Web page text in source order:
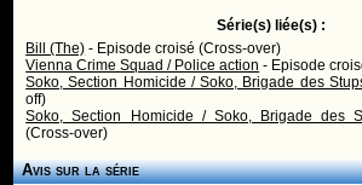
Série(s) liée(s) :
Bill (The) - Episode croisé (Cross-over)
Vienna Crime Squad / Police action - Episode
Soko, Section Homicide / Soko, Brigade des
off)
Soko, Section Homicide / Soko, Brigade des
(Cross-over)
Avis sur la série